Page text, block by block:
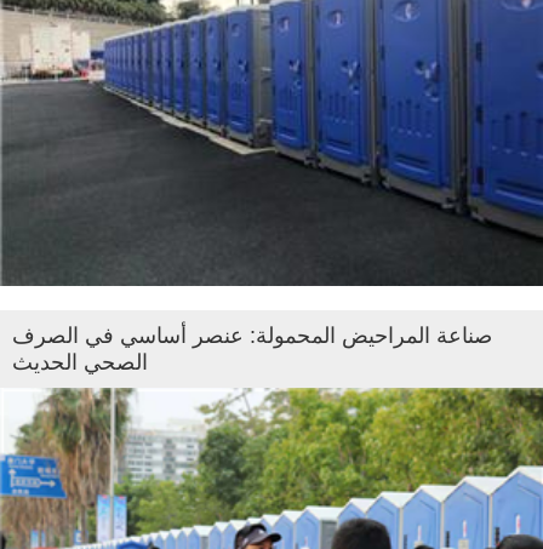
صناعة المراحيض المحمولة: عنصر أساسي في الصرف
الصحي الحديث